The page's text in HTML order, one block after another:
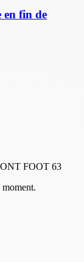
en fin de
FOOT 63